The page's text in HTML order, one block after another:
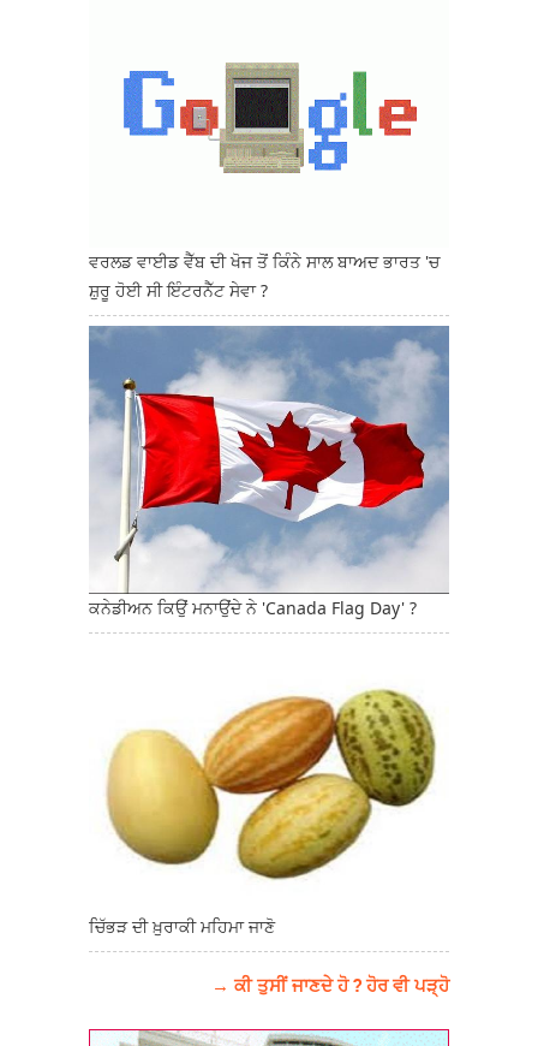
ਵਰਲਡ ਵਾਈਡ ਵੈੱਬ ਦੀ ਖੋਜ ਤੋਂ ਕਿੰਨੇ ਸਾਲ ਬਾਅਦ ਭਾਰਤ 'ਚ
ਸ਼ੁਰੂ ਹੋਈ ਸੀ ਇੰਟਰਨੈੱਟ ਸੇਵਾ ?
ਕਨੇਡੀਅਨ ਕਿਉਂ ਮਨਾਉਂਦੇ ਨੇ 'Canada Flag Day' ?
ਚਿੱਭੜ ਦੀ ਖ਼ੁਰਾਕੀ ਮਹਿਮਾ ਜਾਣੋ
→ ਕੀ ਤੁਸੀਂ ਜਾਣਦੇ ਹੋ ? ਹੋਰ ਵੀ ਪੜ੍ਹੋ